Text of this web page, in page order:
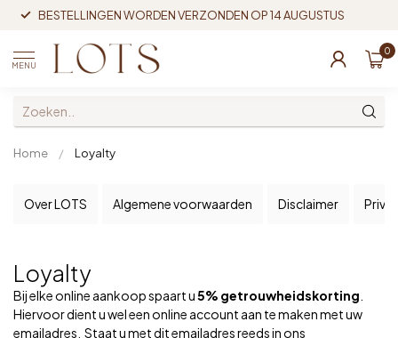
BESTELLINGEN WORDEN VERZONDEN OP 14 AUGUSTUS
MENU
0
Home / Loyalty
Over LOTS Algemene voorwaarden Disclaimer
Loyalty
Bij elke online aankoop spaart u5% getrouwheidskorting
Hiervoor dient u wel een online account aan te maken met uw
emailadres. Staat u met dit emailadres reeds in ons